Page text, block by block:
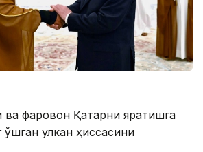
ва фаровон Қатарни яратишга
улкан ҳиссасини